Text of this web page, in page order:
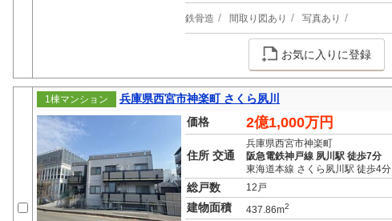
鉄骨造 間取り図あり 写真あり
お気に入りに登録
1棟マンション
兵庫県西宮市神楽町 さくら夙川
価格
2億1,000万円
住所 交通
兵庫県西宮市神楽町
阪急電鉄神戸線 夙川駅 徒歩7分
東海道本線 さくら夙川駅 徒歩4分
総戸数 12戸
建物面積 437.86m2